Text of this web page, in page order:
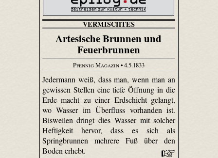
VERMISCHTES
Artesische Brunnen und
Feuerbrunnen
Pfennig Magazin• 4.5.1833
Jedermann weiß, dass man, wenn man an
gewissen Stellen eine tiefe Öffnung in die
Erde macht zu einer Erdschicht gelangt,
wo Wasser im Überfluss vorhanden ist.
Bisweilen dringt dies Wasser mit solcher
Heftigkeit hervor, dass es sich als
Springbrunnen mehrere Fuß über den
Boden erhebt.